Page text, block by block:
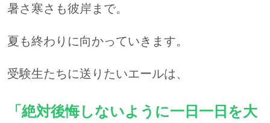
暑さ寒さも彼岸まで。
夏も終わりに向かっていきます。
受験生たちに送りたいエールは、
「絶対後悔しないように一日一日を大